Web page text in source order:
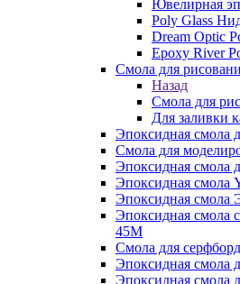
Ювелирная
Poly Glass
Dream Optic
Epoxy River
Смола для
Назад
Смола для
Для заливки
Эпоксидная смола
Смола для
Эпоксидная смола
Эпоксидная смола
Эпоксидная смола
Эпоксидная смола
45М
Смола для
Эпоксидная смола
Эпоксидная смола